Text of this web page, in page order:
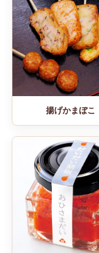
揚げかまぼこ